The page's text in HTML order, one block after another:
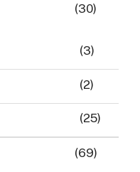
(30)
(3)
(2)
(25)
(69)